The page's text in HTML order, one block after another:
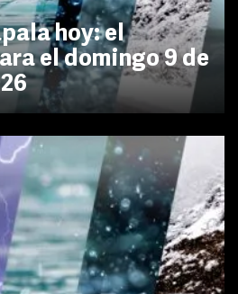
hoy: el
el domingo 9 de